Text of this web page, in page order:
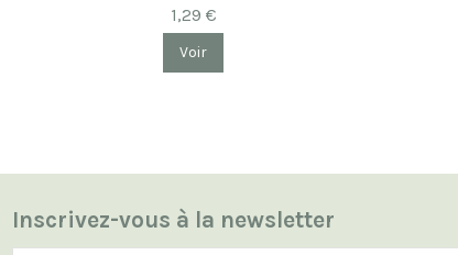
1,29 €
Voir
Inscrivez-vous à la newsletter